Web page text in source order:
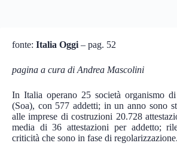
fonte: Italia Oggi – pag. 52
pagina a cura di Andrea Mascolini
In Italia operano 25 società organismo di
(Soa), con 577 addetti; in un anno sono
alle imprese di costruzioni 20.728
media di 36 attestazioni per addetto;
criticità che sono in fase di regolarizzazione.